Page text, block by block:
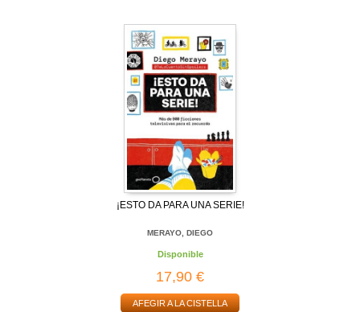
¡ESTO DA PARA UNA SERIE!
MERAYO, DIEGO
Disponible
17,90 €
AFEGIR A LA CISTELLA